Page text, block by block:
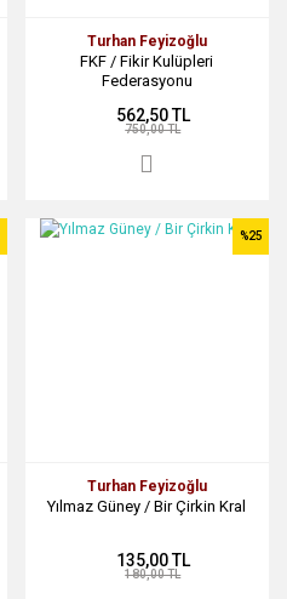
Turhan Feyizoğlu
FKF / Fikir Kulüpleri
Federasyonu
562,50 TL
750,00 TL
Turhan Feyizoğlu
Yılmaz Güney / Bir Çirkin Kral
%25
135,00 TL
180,00 TL